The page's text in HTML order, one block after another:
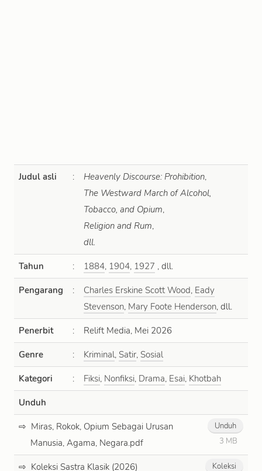
Judul asli : Heavenly Discourse: Prohibition,
The Westward March of Alcohol,
Tobacco, and Opium,
Religion and Rum,
dll.
Tahun : 1884, 1904, 1927 , dll.
Pengarang : Charles Erskine Scott Wood, Eady
Stevenson, Mary Foote Henderson, dll.
Penerbit : Relift Media, Mei 2026
Genre : Kriminal, Satir, Sosial
Kategori : Fiksi, Nonfiksi, Drama, Esai, Khotbah
Unduh
Unduh
3 MB
Miras, Rokok, Opium Sebagai Urusan
Manusia, Agama, Negara.pdf
Koleksi
Koleksi Sastra Klasik (2026)